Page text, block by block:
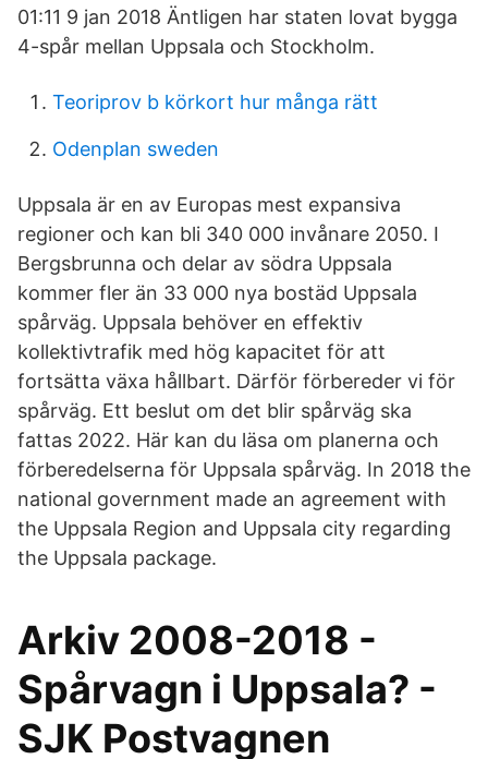
01:11 9 jan 2018 Äntligen har staten lovat bygga
4-spår mellan Uppsala och Stockholm.
Teoriprov b körkort hur många rätt
Odenplan sweden
Uppsala är en av Europas mest expansiva
regioner och kan bli 340 000 invånare 2050. I
Bergsbrunna och delar av södra Uppsala
kommer fler än 33 000 nya bostäd Uppsala
spårväg. Uppsala behöver en effektiv
kollektivtrafik med hög kapacitet för att
fortsätta växa hållbart. Därför förbereder vi för
spårväg. Ett beslut om det blir spårväg ska
fattas 2022. Här kan du läsa om planerna och
förberedelserna för Uppsala spårväg. In 2018 the
national government made an agreement with
the Uppsala Region and Uppsala city regarding
the Uppsala package.
Arkiv 2008-2018 -
Spårvagn i Uppsala? -
SJK Postvagnen